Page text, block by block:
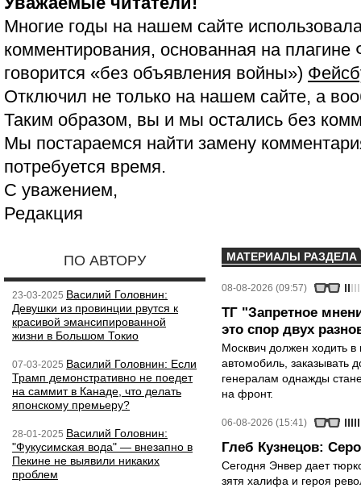
Многие годы на нашем сайте
комментирования, основанная на
говорится «без объявления войны»)
Отключил не только на нашем сайте, а
Таким образом, вы и мы остались без
Мы постараемся найти замену
потребуется время.
С уважением,
Редакция
ПО АВТОРУ
23-03-2025 Василий Головнин:
Девушки из провинции рвутся к
красивой эмансипированной
жизни в Большом Токио
07-03-2025 Василий Головнин: Если
Трамп демонстративно не поедет
на саммит в Канаде, что делать
японскому премьеру?
28-01-2025 Василий Головнин:
"Фукусимская вода" — внезапно в
Пекине не выявили никаких
проблем
МАТЕРИАЛЫ РАЗДЕЛА
08-08-2026 (09:57)
ТГ "Запретное
это спор двух
Москвич должен ходить в
автомобиль, заказывать
генералам однажды
на фронт.
06-08-2026 (15:41)
Глеб Кузнецов:
Сегодня Энвер дает
зятя халифа и героя